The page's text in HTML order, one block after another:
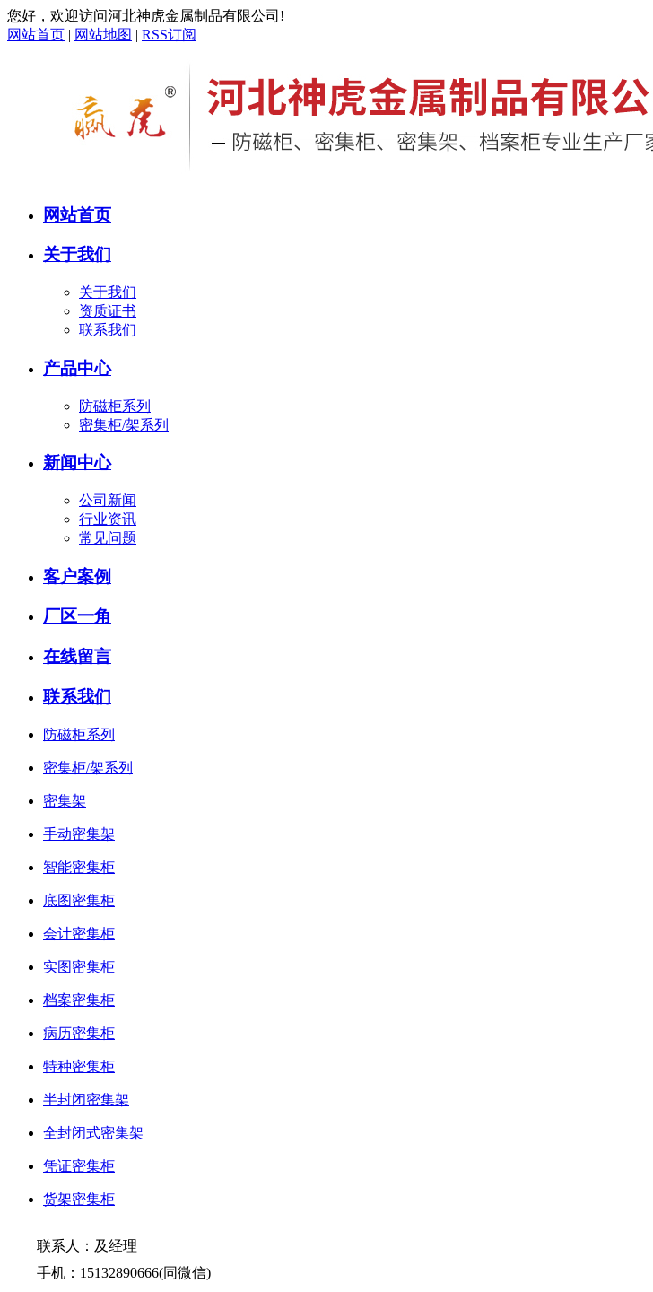
您好，欢迎访问河北神虎金属制品有限公司!
网站首页 | 网站地图 | RSS订阅
网站首页
关于我们
关于我们
资质证书
联系我们
产品中心
防磁柜系列
密集柜/架系列
新闻中心
公司新闻
行业资讯
常见问题
客户案例
厂区一角
在线留言
联系我们
防磁柜系列
密集柜/架系列
密集架
手动密集架
智能密集柜
底图密集柜
会计密集柜
实图密集柜
档案密集柜
病历密集柜
特种密集柜
半封闭密集架
全封闭式密集架
凭证密集柜
货架密集柜
联系人：及经理
手机：15132890666(同微信)